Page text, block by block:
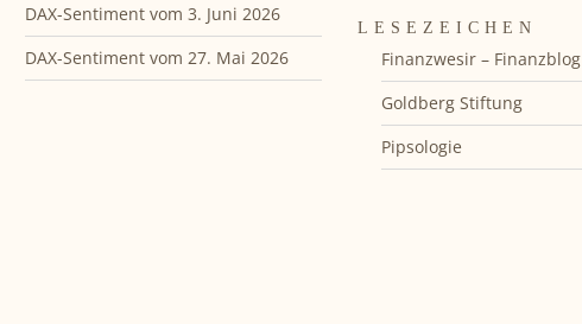
DAX-Sentiment vom 3. Juni 2026
DAX-Sentiment vom 27. Mai 2026
LESEZEICHEN
Finanzwesir – Finanzblog
Goldberg Stiftung
Pipsologie